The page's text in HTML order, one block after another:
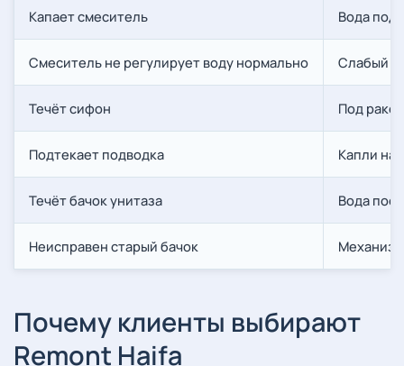
Капает смеситель Вода
Смеситель не регулирует воду нормально Слабый
Течёт сифон Под
Подтекает подводка Капли на
Течёт бачок унитаза Вода
Неисправен старый бачок
Почему клиенты выбирают
Remont Haifa